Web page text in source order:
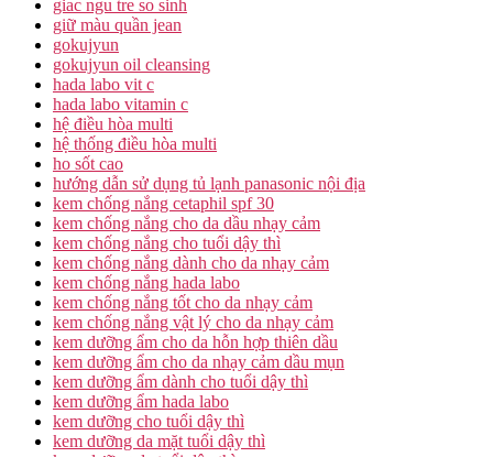
giac ngu tre so sinh
giữ màu quần jean
gokujyun
gokujyun oil cleansing
hada labo vit c
hada labo vitamin c
hệ điều hòa multi
hệ thống điều hòa multi
ho sốt cao
hướng dẫn sử dụng tủ lạnh panasonic nội địa
kem chống nắng cetaphil spf 30
kem chống nắng cho da dầu nhạy cảm
kem chống nắng cho tuổi dậy thì
kem chống nắng dành cho da nhạy cảm
kem chống nắng hada labo
kem chống nắng tốt cho da nhạy cảm
kem chống nắng vật lý cho da nhạy cảm
kem dưỡng ẩm cho da hỗn hợp thiên dầu
kem dưỡng ẩm cho da nhạy cảm dầu mụn
kem dưỡng ẩm dành cho tuổi dậy thì
kem dưỡng ẩm hada labo
kem dưỡng cho tuổi dậy thì
kem dưỡng da mặt tuổi dậy thì